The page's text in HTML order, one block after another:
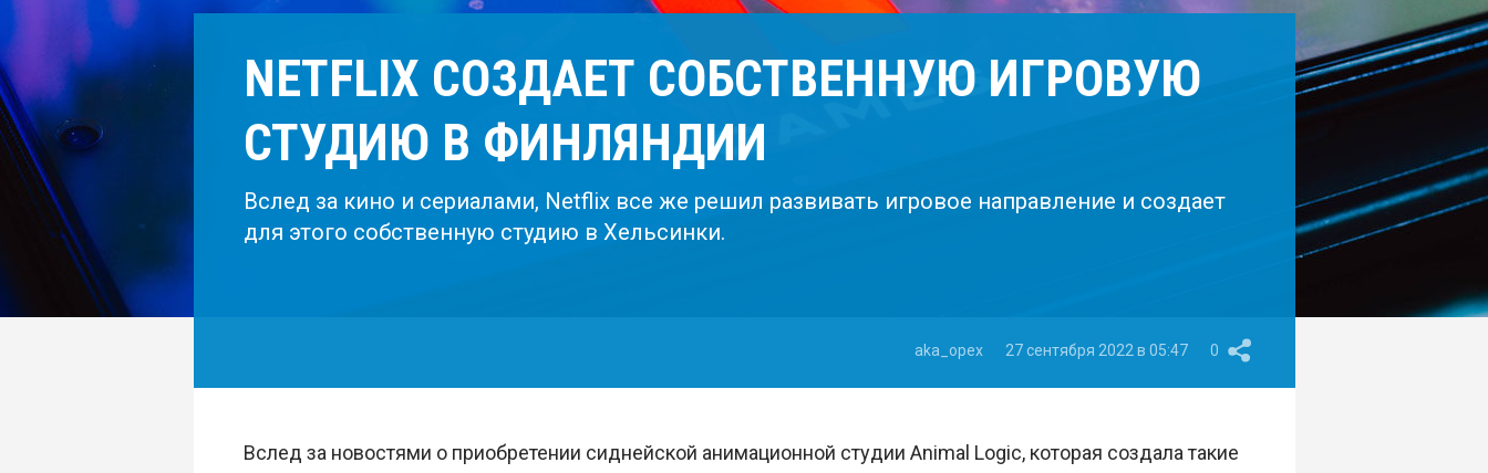
NETFLIX СОЗДАЕТ СОБСТВЕННУЮ ИГРОВУЮ
СТУДИЮ В ФИНЛЯНДИИ
Вслед за кино и сериалами, Netflix все же решил развивать игровое направление и создает
для этого собственную студию в Хельсинки.
aka_opex 27 сентября 2022 в 05:47 0
Вслед за новостями о приобретении сиднейской анимационной студии Animal Logic, которая создала такие